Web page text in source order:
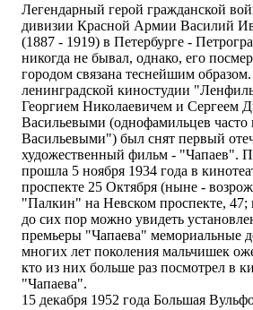
Легендарный герой гражданской
дивизии Красной Армии Василий
(1887 - 1919) в Петербурге -
никогда не бывал, однако, его
городом связана теснейшим
ленинградской киностудии
Георгием Николаевичем и Сергеем
Васильевыми (однофамильцев
Васильевыми") был снят первый
художественный фильм - "Чапаев".
прошла 5 ноября 1934 года в
проспекте 25 Октября (ныне -
"Палкин" на Невском проспекте, 47;
до сих пор можно увидеть
премьеры "Чапаева" мемориальные
многих лет поколения мальчишек
кто из них больше раз посмотрел в
"Чапаева".
15 декабря 1952 года Большая